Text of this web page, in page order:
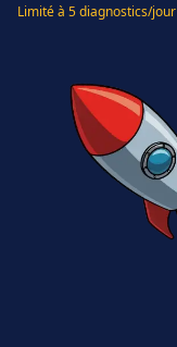
Limité à 5 diagnostics/jour